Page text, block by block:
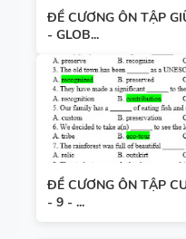
ĐỀ CƯƠNG ÔN TẬP
- GLOB...
ĐỀ CƯƠNG ÔN TẬP
- 9 - ...